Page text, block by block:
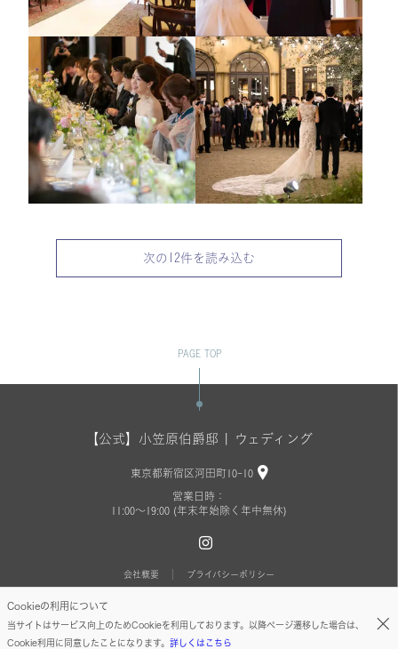
次の 12件を読み込む
Cookieの利用について
当サイトはサービス向上のためCookieを利用しております。以降ページ遷移した場合は、
Cookie利用に同意したことになります。 詳しくはこちら
PAGE TOP
【公式】小笠原伯爵邸 | ウェディング
東京都新宿区河田町10-10
営業日時：
11:00〜19:00 (年末年始除く年中無休)
会社概要 プライバシーポリシー
(C) 2022 INTERNATIONAL SEIWA Co.,Ltd.ALL RIGHTS RESERVED.